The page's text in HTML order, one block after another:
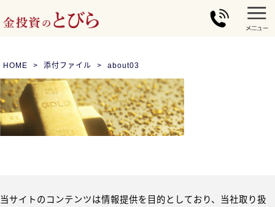
HOME 添付ファイル about03
当サイトのコンテンツは情報提供を目的としており、当社取り扱